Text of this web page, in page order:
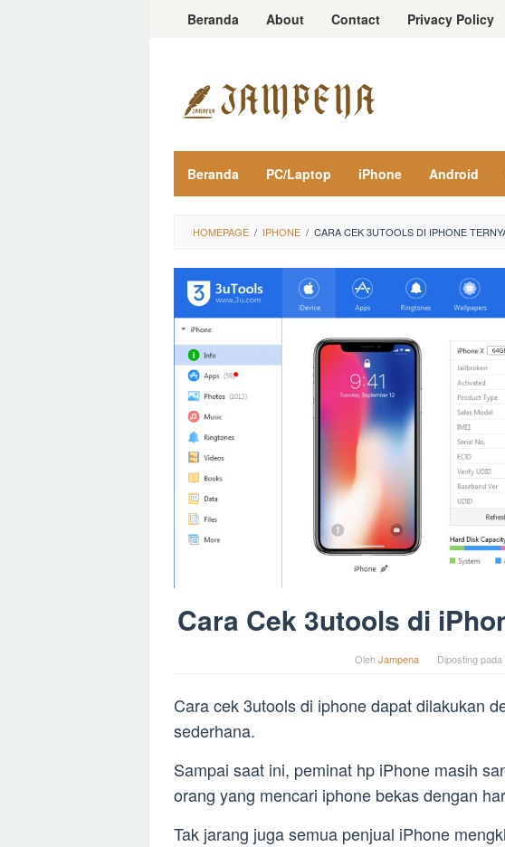
LoncatBeranda About Contact Privacy Policy
Beranda PC/Laptop iPhone Android
HOMEPAGE / IPHONE / CARA CEK 3UTOOLS DI IPHONE
Cara Cek 3utools di
OlehJampena Diposting pada
Cara cek 3utools di iphone dapat dilakukan
sederhana.
Sampai saat ini, peminat hp iPhone masih
orang yang mencari iphone bekas dengan
Tak jarang juga semua penjual iPhone